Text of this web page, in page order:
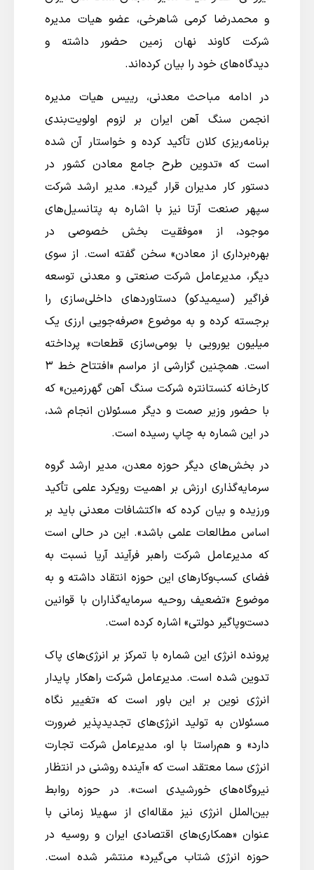
و محمدرضا کرمی شاهرخی، عضو هیات مدیره
شرکت کاوند نهان زمین حضور داشته و
دیدگاه‌های خود را بیان کرده‌اند.
در ادامه مباحث معدنی، رییس هیات مدیره
انجمن سنگ آهن ایران بر لزوم اولویت‌بندی
برنامه‌ریزی کلان تأکید کرده و خواستار آن شده
است که «تدوین طرح جامع معادن کشور در
دستور کار مدیران قرار گیرد». مدیر ارشد شرکت
سپهر صنعت آرتا نیز با اشاره به پتانسیل‌های
موجود، از «موفقیت بخش خصوصی در
بهره‌برداری از معادن» سخن گفته است. از سوی
دیگر، مدیرعامل شرکت صنعتی و معدنی توسعه
فراگیر (سیمیدکو) دستاوردهای داخلی‌سازی را
برجسته کرده و به موضوع «صرفه‌جویی ارزی یک
میلیون یورویی با بومی‌سازی قطعات» پرداخته
است. همچنین گزارشی از مراسم «افتتاح خط ۳
کارخانه کنستانتره شرکت سنگ آهن گهرزمین» که
با حضور وزیر صمت و دیگر مسئولان انجام شد،
در این شماره به چاپ رسیده است.
در بخش‌های دیگر حوزه معدن، مدیر ارشد گروه
سرمایه‌گذاری ارزش بر اهمیت رویکرد علمی تأکید
ورزیده و بیان کرده که «اکتشافات معدنی باید بر
اساس مطالعات علمی باشد». این در حالی است
که مدیرعامل شرکت راهبر فرآیند آریا نسبت به
فضای کسب‌وکارهای این حوزه انتقاد داشته و به
موضوع «تضعیف روحیه سرمایه‌گذاران با قوانین
دست‌وپاگیر دولتی» اشاره کرده است.
پرونده انرژی این شماره با تمرکز بر انرژی‌های پاک
تدوین شده است. مدیرعامل شرکت راهکار پایدار
انرژی نوین بر این باور است که «تغییر نگاه
مسئولان به تولید انرژی‌های تجدیدپذیر ضرورت
دارد» و هم‌راستا با او، مدیرعامل شرکت تجارت
انرژی سما معتقد است که «آینده روشنی در انتظار
نیروگاه‌های خورشیدی است». در حوزه روابط
بین‌الملل انرژی نیز مقاله‌ای از سهیلا زمانی با
عنوان «همکاری‌های اقتصادی ایران و روسیه در
حوزه انرژی شتاب می‌گیرد» منتشر شده است.